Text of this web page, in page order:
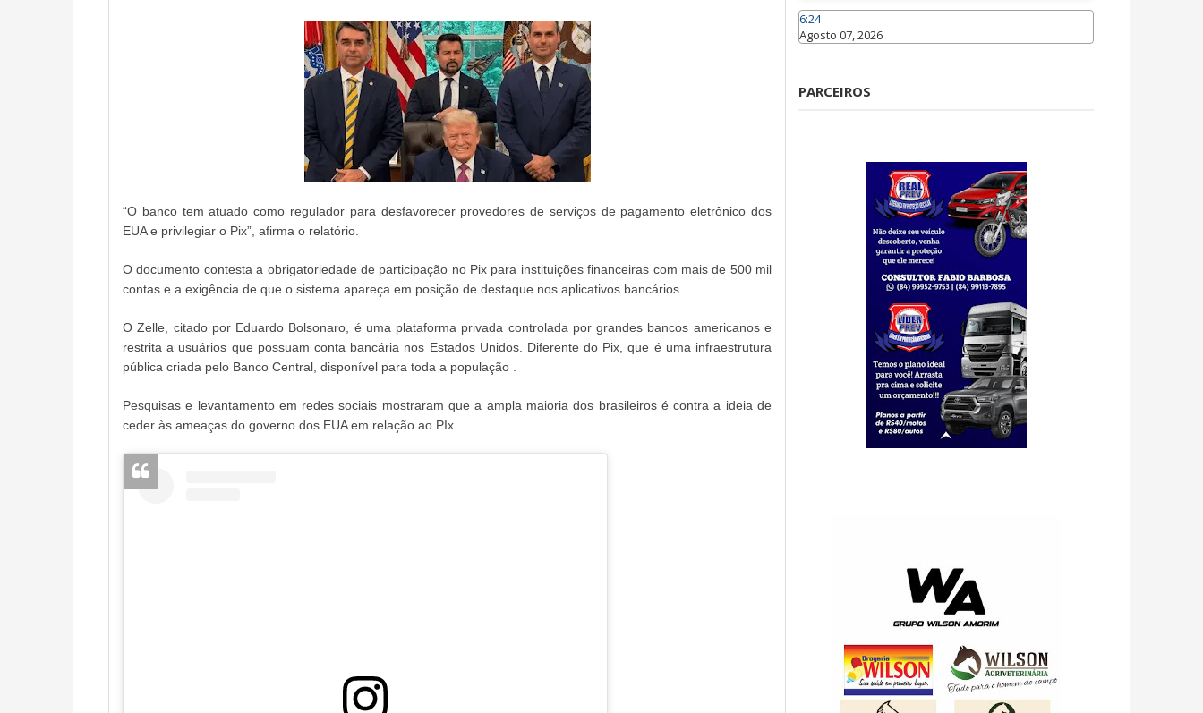
“O banco tem atuado como regulador para desfavorecer provedores de serviços de pagamento eletrônico dos
EUA e privilegiar o Pix”, afirma o relatório.
O documento contesta a obrigatoriedade de participação no Pix para instituições financeiras com mais de 500 mil
contas e a exigência de que o sistema apareça em posição de destaque nos aplicativos bancários.
O Zelle, citado por Eduardo Bolsonaro, é uma plataforma privada controlada por grandes bancos americanos e
restrita a usuários que possuam conta bancária nos Estados Unidos. Diferente do Pix, que é uma infraestrutura
pública criada pelo Banco Central, disponível para toda a população .
Pesquisas e levantamento em redes sociais mostraram que a ampla maioria dos brasileiros é contra a ideia de
ceder às ameaças do governo dos EUA em relação ao PIx.
6:24
Agosto 07, 2026
PARCEIROS